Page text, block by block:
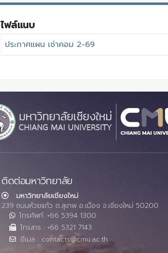
ไฟล์แนบ
ประกาศแผน เช่าคอม 2-69
ติดต่อมหาวิทยาลัย
มหาวิทยาลัยเชียงใหม่
239 ถนนห้วยแก้ว ต.สุเทพ อ.เมือง จ.เชียงใหม่ 50200
โทรศัพท์ :+66 5394 1300
โทรสาร : +66 5321 7143
อีเมล : contacts@cmu.ac.th